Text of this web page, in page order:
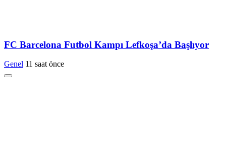
FC Barcelona Futbol Kampı Lefkoşa’da Başlıyor
Genel 11 saat önce